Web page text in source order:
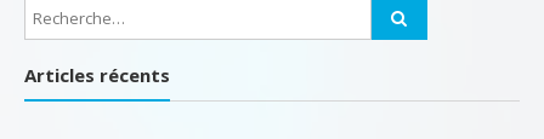
Articles récents